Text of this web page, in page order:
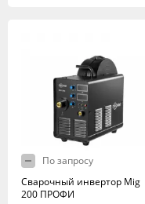
По запросу
Сварочный инвертор Mig
200 ПРОФИ